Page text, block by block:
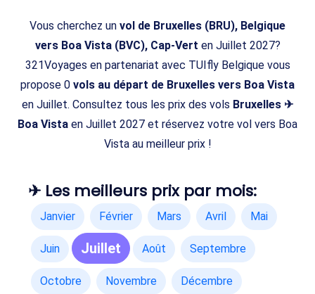
Vous cherchez un vol de Bruxelles (BRU), Belgique
vers Boa Vista (BVC), Cap-Vert en Juillet 2027?
321Voyages en partenariat avec TUIfly Belgique vous
propose 0 vols au départ de Bruxelles vers Boa Vista
en Juillet. Consultez tous les prix des vols Bruxelles ✈
Boa Vista en Juillet 2027 et réservez votre vol vers Boa
Vista au meilleur prix !
✈ Les meilleurs prix par mois:
Janvier Février Mars Avril Mai
Juin Juillet Août Septembre
Octobre Novembre Décembre